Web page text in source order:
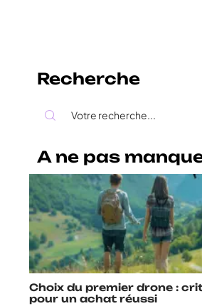
Recherche
A ne pas
Choix du premier drone :
pour un achat réussi